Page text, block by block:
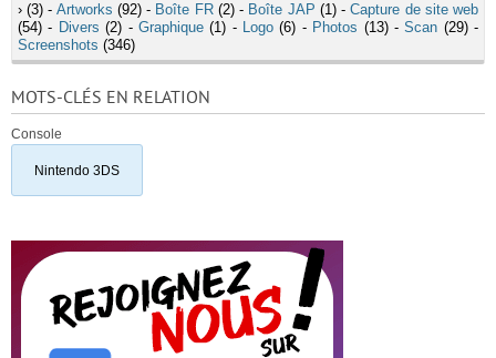
›(3) - Artworks (92) - Boîte FR(2) - Boîte JAP (1) -Capture de site web
(54) - Divers (2) - Graphique(1) - Logo (6) - Photos (13) -Scan (29) -
Screenshots (346)
MOTS-CLÉS EN RELATION
Console
Nintendo 3DS